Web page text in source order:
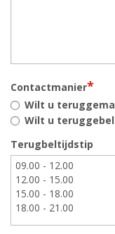
Contactmanier*
Wilt u
Wilt u
Terugbeltijdstip